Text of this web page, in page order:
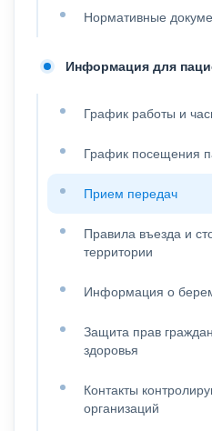
Нормативные
Информация для
График работы и
График посещения
Прием передач
Правила въезда и
территории
Информация о
Защита прав
здоровья
Контакты
организаций